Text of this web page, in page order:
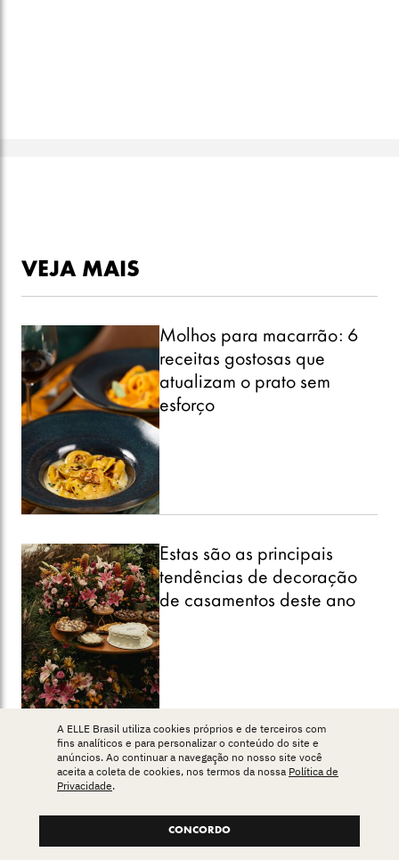
VEJA MAIS
Molhos para macarrão: 6
receitas gostosas que
atualizam o prato sem
esforço
Estas são as principais
tendências de decoração
de casamentos deste ano
Caldo de ossos: por que a
internet e como reproduzir
em casa
A ELLE Brasil utiliza cookies próprios e de terceiros com
fins analíticos e para personalizar o conteúdo do site e
anúncios. Ao continuar a navegação no nosso site você
aceita a coleta de cookies, nos termos da nossa Política de
Privacidade.
CONCORDO